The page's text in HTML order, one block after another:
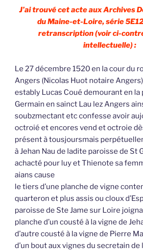
J’ai trouvé cet acte aux Archives
du Maine-et-Loire, série
retranscription (voir ci-
intellectuelle) :
Le 27 décembre 1520 en la cour du
Angers (Nicolas Huot notaire
estably Lucas Coué demourant en la
Germain en sainct Lau lez Angers
soubzmectant etc confesse avoir
octroié et encores vend et octroie
présent à tousjoursmais
à Jehan Nau de ladite paroisse de St
achacté pour luy et Thienote sa
aians cause
le tiers d’une planche de vigne
quarteron et plus assis ou cloux
paroisse de Ste Jame sur Loire
planche d’un cousté à la vigne de
d’autre cousté à la vigne de Pierre
d’un bout aux vignes du secretain de